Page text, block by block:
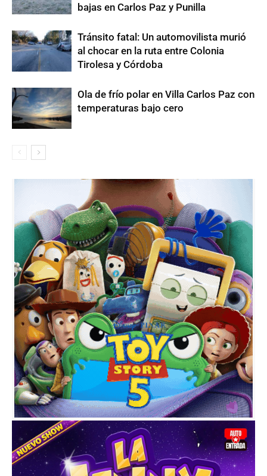
bajas en Carlos Paz y Punilla
Tránsito fatal: Un automovilista murió
al chocar en la ruta entre Colonia
Tirolesa y Córdoba
Ola de frío polar en Villa Carlos Paz con
temperaturas bajo cero